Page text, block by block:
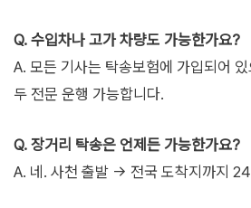
Q. 수입차나 고가 차량도 가능한가요?
A. 모든 기사는 탁송보험에 가입되어
두 전문 운행 가능합니다.
Q. 장거리 탁송은 언제든 가능한가요?
A. 네. 사천 출발 → 전국 도착지까지